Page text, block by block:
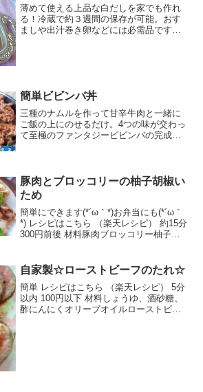
薄めて使える上品な白だしを家でも作れ
る！冷蔵で約３週間の保存が可能。おす
ましや出汁巻き卵などには必需品ですね
簡単ビビンバ丼
三種のナムルを作って甘辛牛肉と一緒に
ご飯の上にのせるだけ。4つの味が交わっ
て至極のファンタジービビンバの完成！
イスター...
豚肉とブロッコリーの柚子胡椒い
ため
簡単にできます(*´ω｀*)お弁当にも(*´ω｀
*) レシピはこちら （楽天レシピ） 約15分
300円前後 材料豚肉ブロッコリー柚子胡
自家製☆ローストビーフのたれ☆
簡単 レシピはこちら （楽天レシピ） 5分
以内 100円以下 材料しょうゆ、酒砂糖、
酢にんにくオリーブオイルローストビー